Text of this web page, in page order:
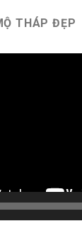
THÁP ĐẸP